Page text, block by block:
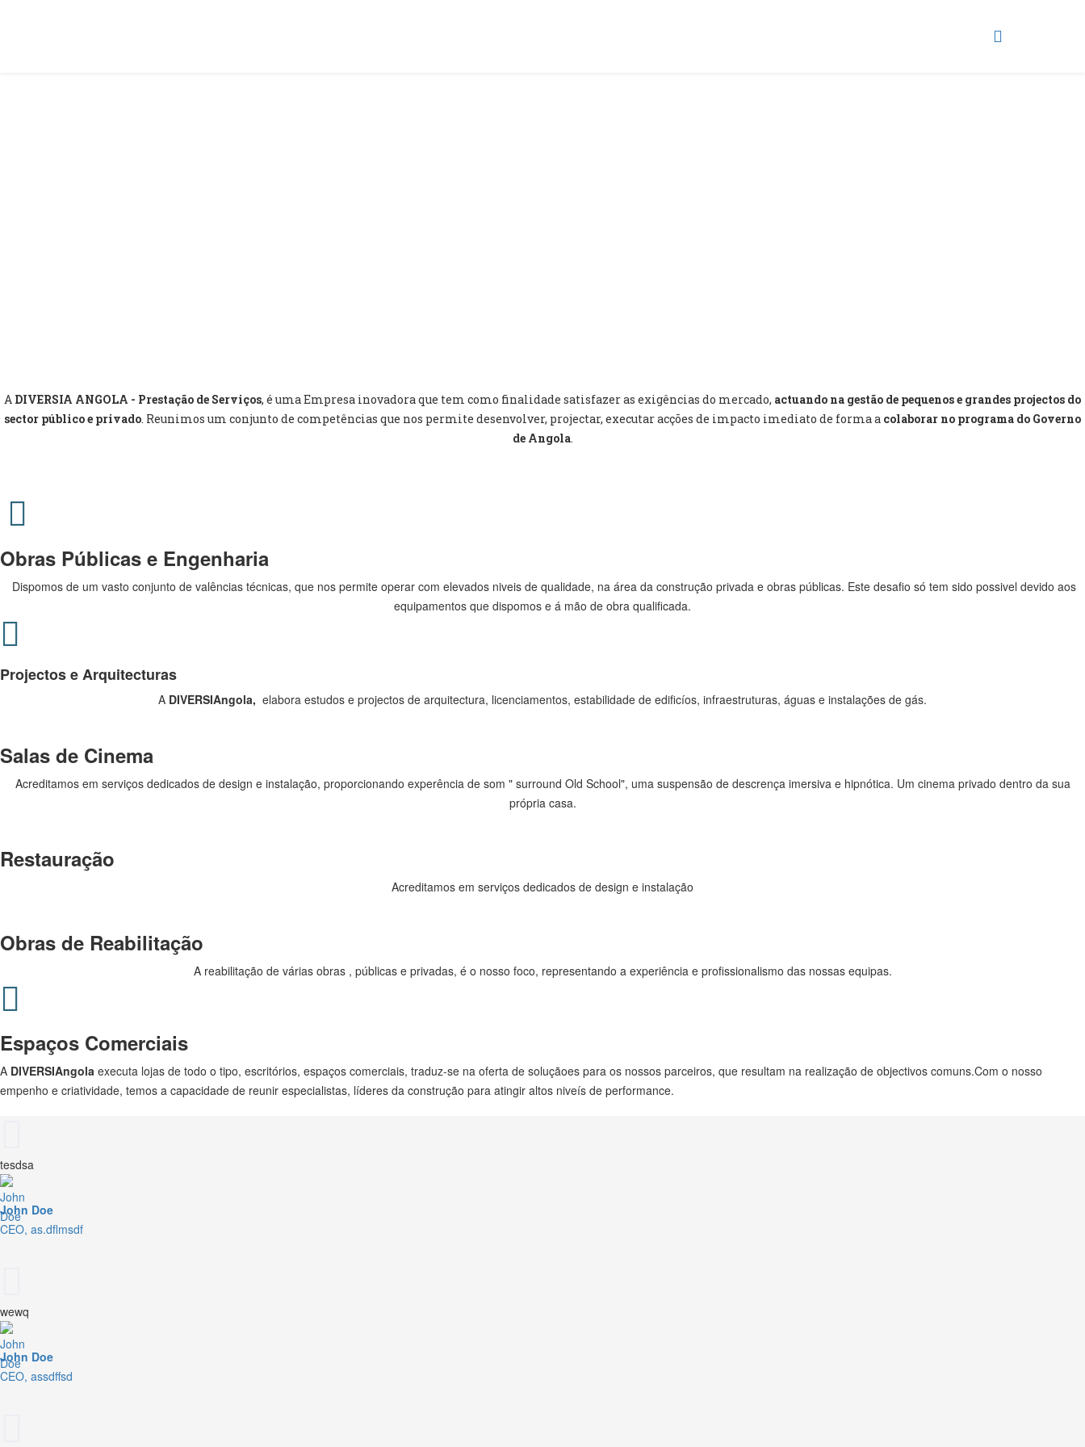
A DIVERSIA ANGOLA - Prestação de Serviços, é uma Empresa inovadora que tem como finalidade satisfazer as exigências do mercado, actuando na gestão de pequenos e grandes projectos do
sector público e privado. Reunimos um conjunto de competências que nos permite desenvolver, projectar, executar acções de impacto imediato de forma a colaborar no programa do Governo
de Angola.
Obras Públicas e Engenharia
Dispomos de um vasto conjunto de valências técnicas, que nos permite operar com elevados niveis de qualidade, na área da construção privada e obras públicas. Este desafio só tem sido possivel devido aos
equipamentos que dispomos e á mão de obra qualificada.
Projectos e Arquitecturas
A DIVERSIAngola, elabora estudos e projectos de arquitectura, licenciamentos, estabilidade de edificíos, infraestruturas, águas e instalações de gás.
Salas de Cinema
Acreditamos em serviços dedicados de design e instalação, proporcionando experência de som " surround Old School", uma suspensão de descrença imersiva e hipnótica. Um cinema privado dentro da sua
própria casa.
Restauração
Acreditamos em serviços dedicados de design e instalação
Obras de Reabilitação
A reabilitação de várias obras , públicas e privadas, é o nosso foco, representando a experiência e profissionalismo das nossas equipas.
Espaços Comerciais
A DIVERSIAngola executa lojas de todo o tipo, escritórios, espaços comerciais, traduz-se na oferta de soluçãoes para os nossos parceiros, que resultam na realização de objectivos comuns.Com o nosso
empenho e criatividade, temos a capacidade de reunir especialistas, líderes da construção para atingir altos niveís de performance.
tesdsa
John Doe
CEO, as.dflmsdf
wewq
John Doe
CEO, assdffsd